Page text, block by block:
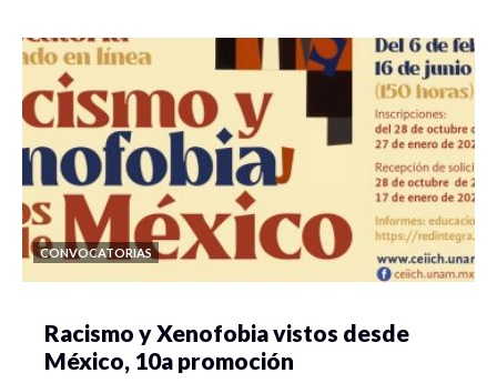
CONVOCATORIAS
Racismo y Xenofobia vistos desde
México, 10a promoción